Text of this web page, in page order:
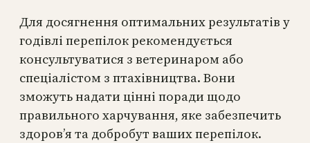
Для досягнення оптимальних результатів у
годівлі перепілок рекомендується
консультуватися з ветеринаром або
спеціалістом з птахівництва. Вони
зможуть надати цінні поради щодо
правильного харчування, яке забезпечить
здоров’я та добробут ваших перепілок.